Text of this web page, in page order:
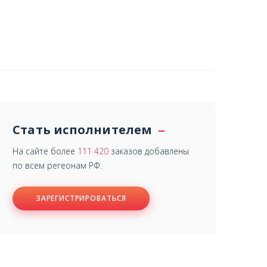
Стать исполнителем
На сайте более 111 420 заказов добавлены
по всем регеонам РФ.
ЗАРЕГИСТРИРОВАТЬСЯ